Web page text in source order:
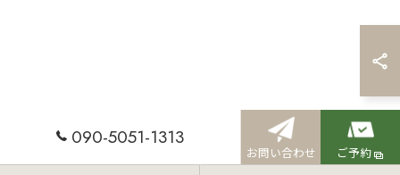
090-5051-1313
お問い合わせ ご予約